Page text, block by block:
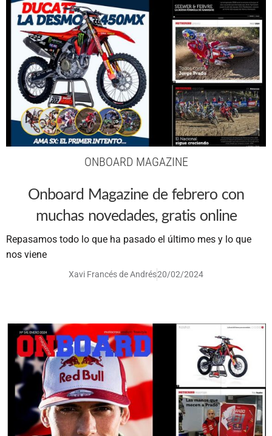
ONBOARD MAGAZINE
Onboard Magazine de febrero con
muchas novedades, gratis online
Repasamos todo lo que ha pasado el último mes y lo que
nos viene
Xavi Francés de Andrés20/02/2024